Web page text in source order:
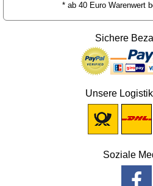
* ab 40 Euro Warenwert
Sichere
Unsere
Soziale